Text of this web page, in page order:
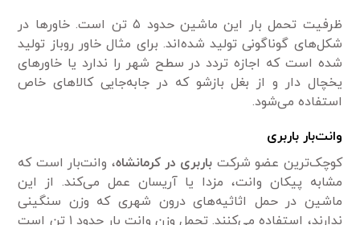
ظرفیت تحمل بار این ماشین حدود ۵ تن است. خاورها در
شکل‌های گوناگونی تولید شده‌اند. برای مثال خاور روباز تولید
شده است که اجازه تردد در سطح شهر را ندارد یا خاورهای
یخچال دار و از بغل بازشو که در جابه‌جایی کالاهای خاص
استفاده می‌شود.
وانت‌بار باربری
کوچک‌ترین عضو شرکت باربری در کرمانشاه، وانت‌بار است که
مشابه پیکان وانت، مزدا یا آریسان عمل می‌کند. از این
ماشین در حمل اثاثیه‌های درون شهری که وزن سنگینی
ندارند، استفاده می‌کنند. تحمل وزن وانت بار حدود ۱ تن است